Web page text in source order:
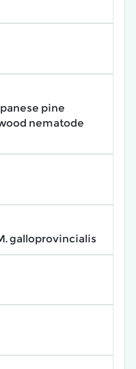
pine
nematode
galloprovincialis